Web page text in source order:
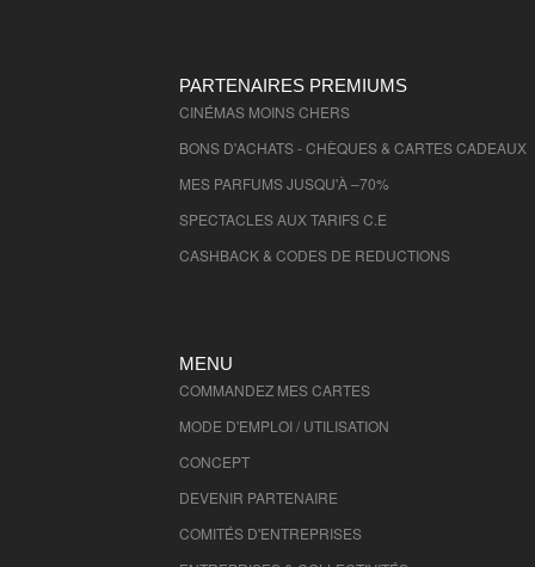
PARTENAIRES PREMIUMS
CINÉMAS MOINS CHERS
BONS D'ACHATS - CHÈQUES & CARTES CADEAUX
MES PARFUMS JUSQU'À –70%
SPECTACLES AUX TARIFS C.E
CASHBACK & CODES DE REDUCTIONS
MENU
COMMANDEZ MES CARTES
MODE D'EMPLOI / UTILISATION
CONCEPT
DEVENIR PARTENAIRE
COMITÉS D'ENTREPRISES